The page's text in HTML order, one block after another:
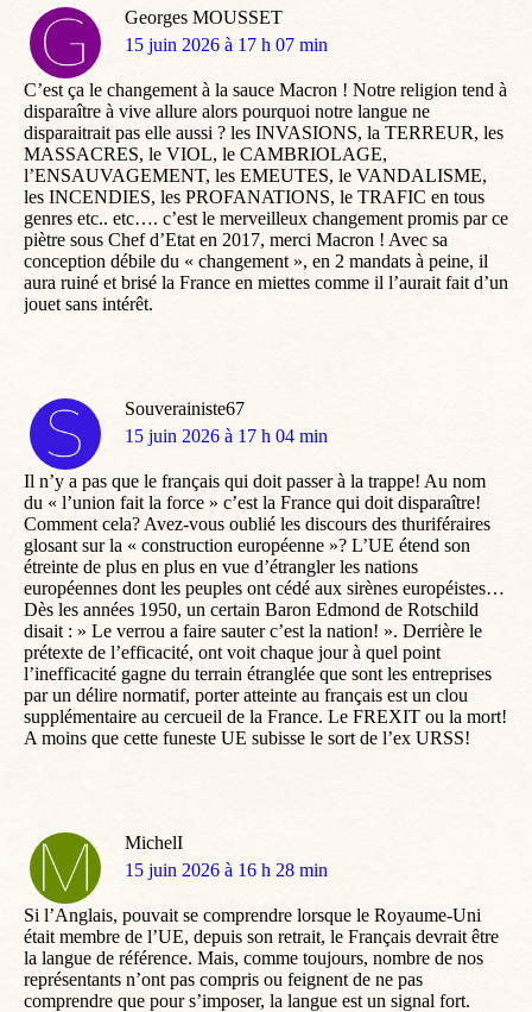
Georges MOUSSET
dit
15 juin 2026 à 17 h 07 min
C’est ça le changement à la sauce Macron ! Notre religion tend à
disparaître à vive allure alors pourquoi notre langue ne
disparaitrait pas elle aussi ? les INVASIONS, la TERREUR, les
MASSACRES, le VIOL, le CAMBRIOLAGE,
l’ENSAUVAGEMENT, les EMEUTES, le VANDALISME,
les INCENDIES, les PROFANATIONS, le TRAFIC en tous
genres etc.. etc…. c’est le merveilleux changement promis par ce
piètre sous Chef d’Etat en 2017, merci Macron ! Avec sa
conception débile du « changement », en 2 mandats à peine, il
aura ruiné et brisé la France en miettes comme il l’aurait fait d’un
jouet sans intérêt.
Souverainiste67
dit
15 juin 2026 à 17 h 04 min
Il n’y a pas que le français qui doit passer à la trappe! Au nom
du « l’union fait la force » c’est la France qui doit disparaître!
Comment cela? Avez-vous oublié les discours des thuriféraires
glosant sur la « construction européenne »? L’UE étend son
étreinte de plus en plus en vue d’étrangler les nations
européennes dont les peuples ont cédé aux sirènes européistes…
Dès les années 1950, un certain Baron Edmond de Rotschild
disait : » Le verrou a faire sauter c’est la nation! ». Derrière le
prétexte de l’efficacité, ont voit chaque jour à quel point
l’inefficacité gagne du terrain étranglée que sont les entreprises
par un délire normatif, porter atteinte au français est un clou
supplémentaire au cercueil de la France. Le FREXIT ou la mort!
A moins que cette funeste UE subisse le sort de l’ex URSS!
MichelI
dit
15 juin 2026 à 16 h 28 min
Si l’Anglais, pouvait se comprendre lorsque le Royaume-Uni
était membre de l’UE, depuis son retrait, le Français devrait être
la langue de référence. Mais, comme toujours, nombre de nos
représentants n’ont pas compris ou feignent de ne pas
comprendre que pour s’imposer, la langue est un signal fort.